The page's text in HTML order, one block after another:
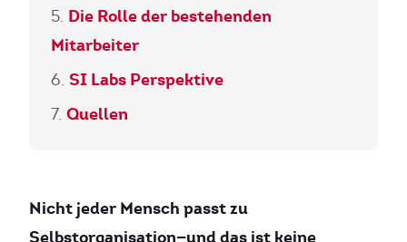
Die Rolle der bestehenden
Mitarbeiter
SI Labs Perspektive
Quellen
Nicht jeder Mensch passt zu
Selbstorganisation—und das ist keine